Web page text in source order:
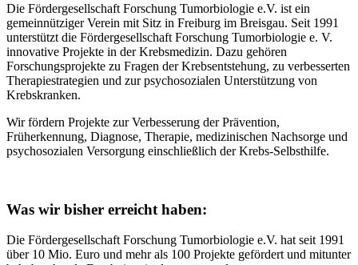
Die Fördergesellschaft Forschung Tumorbiologie e.V. ist ein
gemeinnütziger Verein mit Sitz in Freiburg im Breisgau. Seit 1991
unterstützt die Fördergesellschaft Forschung Tumorbiologie e. V.
innovative Projekte in der Krebsmedizin. Dazu gehören
Forschungsprojekte zu Fragen der Krebsentstehung, zu verbesserten
Therapiestrategien und zur psychosozialen Unterstützung von
Krebskranken.
Wir fördern Projekte zur Verbesserung der Prävention,
Früherkennung, Diagnose, Therapie, medizinischen Nachsorge und
psychosozialen Versorgung einschließlich der Krebs-Selbsthilfe.
Was wir bisher erreicht haben:
Die Fördergesellschaft Forschung Tumorbiologie e.V. hat seit 1991
über 10 Mio. Euro und mehr als 100 Projekte gefördert und mitunter